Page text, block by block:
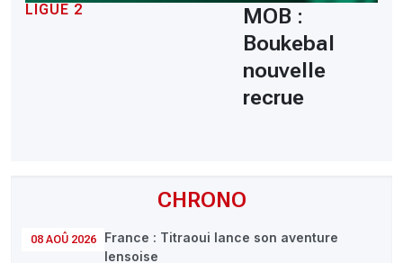
CHRONO
08 AOÛ 2026
France : Titraoui lance son aventure
lensoise
LIGUE 2
MOB :
Boukebal
nouvelle
recrue